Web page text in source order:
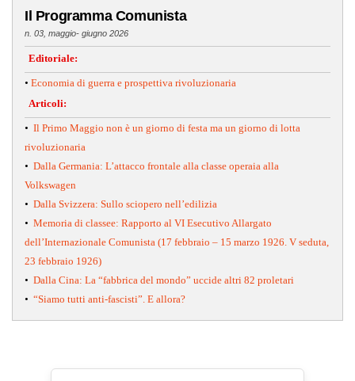
Il Programma Comunista
n. 03, maggio- giugno 2026
Editoriale:
• Economia di guerra e prospettiva rivoluzionaria
Articoli:
• Il Primo Maggio non è un giorno di festa ma un giorno di lotta
rivoluzionaria
• Dalla Germania: L’attacco frontale alla classe operaia alla
Volkswagen
• Dalla Svizzera: Sullo sciopero nell’edilizia
• Memoria di classee: Rapporto al VI Esecutivo Allargato
dell’Internazionale Comunista (17 febbraio – 15 marzo 1926. V seduta,
23 febbraio 1926)
• Dalla Cina: La “fabbrica del mondo” uccide altri 82 proletari
• “Siamo tutti anti-fascisti”. E allora?